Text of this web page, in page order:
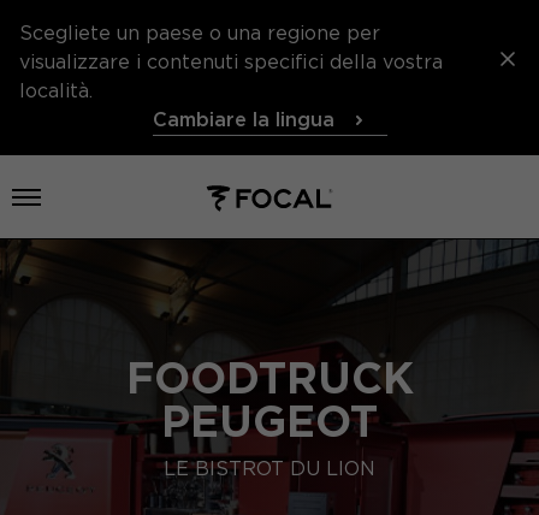
Scegliete un paese o una regione per
visualizzare i contenuti specifici della vostra
località.
Cambiare la lingua
Aprire il menu
FOODTRUCK
PEUGEOT
LE BISTROT DU LION